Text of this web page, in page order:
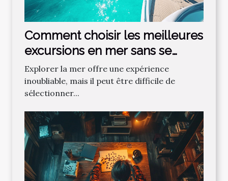
Comment choisir les meilleures
excursions en mer sans se
tromper ?
Explorer la mer offre une expérience
inoubliable, mais il peut être difficile de
sélectionner...